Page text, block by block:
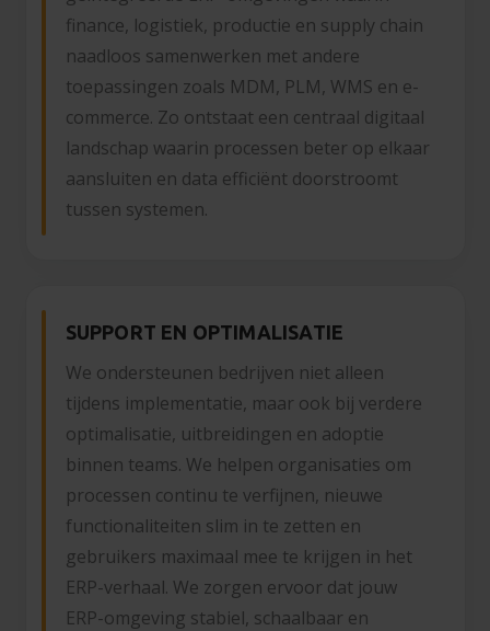
finance, logistiek, productie en supply chain
naadloos samenwerken met andere
toepassingen zoals MDM, PLM, WMS en e-
commerce. Zo ontstaat een centraal digitaal
landschap waarin processen beter op elkaar
aansluiten en data efficiënt doorstroomt
tussen systemen.
SUPPORT EN OPTIMALISATIE
We ondersteunen bedrijven niet alleen
tijdens implementatie, maar ook bij verdere
optimalisatie, uitbreidingen en adoptie
binnen teams. We helpen organisaties om
processen continu te verfijnen, nieuwe
functionaliteiten slim in te zetten en
gebruikers maximaal mee te krijgen in het
ERP-verhaal. We zorgen ervoor dat jouw
ERP-omgeving stabiel, schaalbaar en